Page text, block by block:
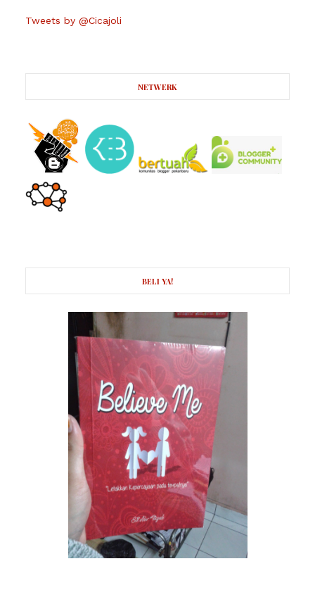
Tweets by @Cicajoli
NETWERK
BELI YA!